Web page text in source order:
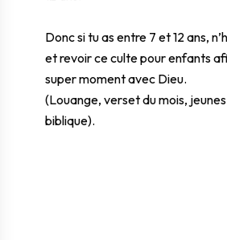
Donc si tu as entre 7 et 12 ans,
et revoir ce culte pour enfants
super moment avec Dieu.
(Louange, verset du mois,
biblique).